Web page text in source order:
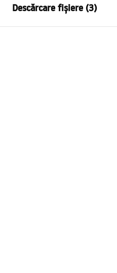
Culoare
Material
Descărcare fișiere (3)